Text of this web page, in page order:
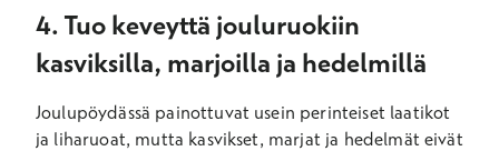
4. Tuo keveyttä jouluruokiin
kasviksilla, marjoilla ja hedelmillä
Joulupöydässä painottuvat usein perinteiset laatikot
ja liharuoat, mutta kasvikset, marjat ja hedelmät eivät